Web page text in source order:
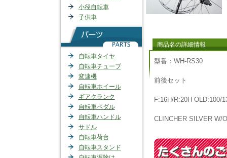
小径自転車
子供車
自転車タイヤ
自転車チューブ
変速機
自転車ホイール
ギアクランク
自転車ペダル
自転車ハンドル
サドル
自転車荷台
自転車スタンド
商品名の詳細情報
型番：WH-RS30
前後セット
F:16H/R:20H OLD:100/
CLINCHER SILVER W/